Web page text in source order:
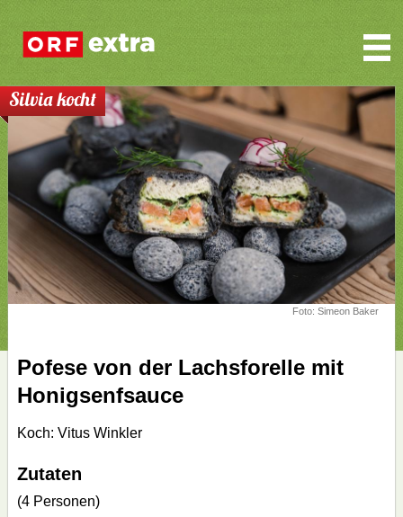
Foto: Simeon Baker
Silvia kocht
Pofese von der Lachsforelle mit
Honigsenfsauce
Koch: Vitus Winkler
Zutaten
(4 Personen)